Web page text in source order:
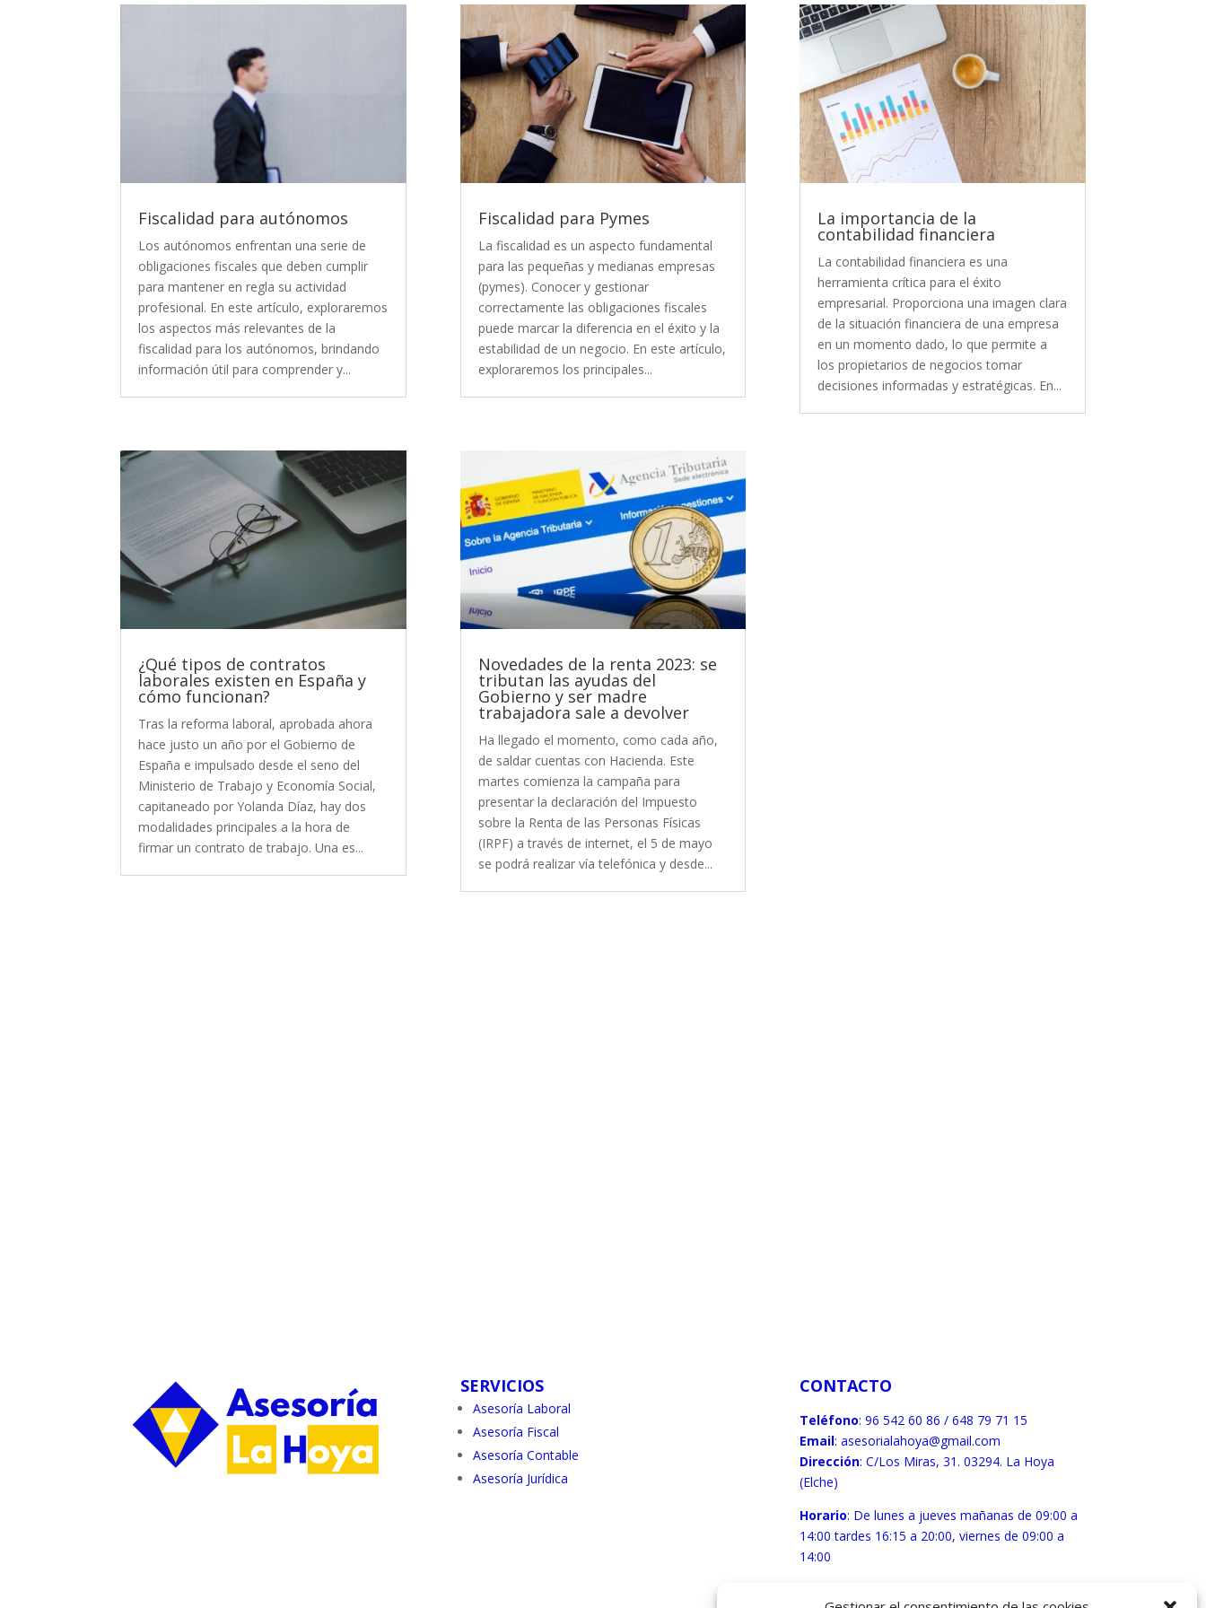
Fiscalidad para autónomos
Los autónomos enfrentan una serie de
obligaciones fiscales que deben cumplir
para mantener en regla su actividad
profesional. En este artículo, exploraremos
los aspectos más relevantes de la
fiscalidad para los autónomos, brindando
información útil para comprender y...
¿Qué tipos de contratos
laborales existen en España y
cómo funcionan?
Tras la reforma laboral, aprobada ahora
hace justo un año por el Gobierno de
España e impulsado desde el seno del
Ministerio de Trabajo y Economía Social,
capitaneado por Yolanda Díaz, hay dos
modalidades principales a la hora de
firmar un contrato de trabajo. Una es...
Fiscalidad para Pymes
La fiscalidad es un aspecto fundamental
para las pequeñas y medianas empresas
(pymes). Conocer y gestionar
correctamente las obligaciones fiscales
puede marcar la diferencia en el éxito y la
estabilidad de un negocio. En este artículo,
exploraremos los principales...
Novedades de la renta 2023: se
tributan las ayudas del
Gobierno y ser madre
trabajadora sale a devolver
Ha llegado el momento, como cada año,
de saldar cuentas con Hacienda. Este
martes comienza la campaña para
presentar la declaración del Impuesto
sobre la Renta de las Personas Físicas
(IRPF) a través de internet, el 5 de mayo
se podrá realizar vía telefónica y desde...
La importancia de la
contabilidad financiera
La contabilidad financiera es una
herramienta crítica para el éxito
empresarial. Proporciona una imagen clara
de la situación financiera de una empresa
en un momento dado, lo que permite a
los propietarios de negocios tomar
decisiones informadas y estratégicas. En...
SERVICIOS
Asesoría Laboral
Asesoría Fiscal
Asesoría Contable
Asesoría Jurídica
CONTACTO
Teléfono: 96 542 60 86 / 648 79 71 15
Email: asesorialahoya@gmail.com
Dirección: C/Los Miras, 31. 03294. La Hoya
(Elche)
Horario: De lunes a jueves mañanas de 09:00 a
14:00 tardes 16:15 a 20:00, viernes de 09:00 a
14:00